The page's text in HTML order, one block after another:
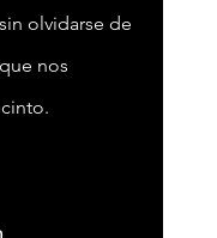
olvidarse de
nos